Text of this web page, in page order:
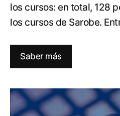
los cursos: en total, 128
los cursos de Sarobe.
Saber más